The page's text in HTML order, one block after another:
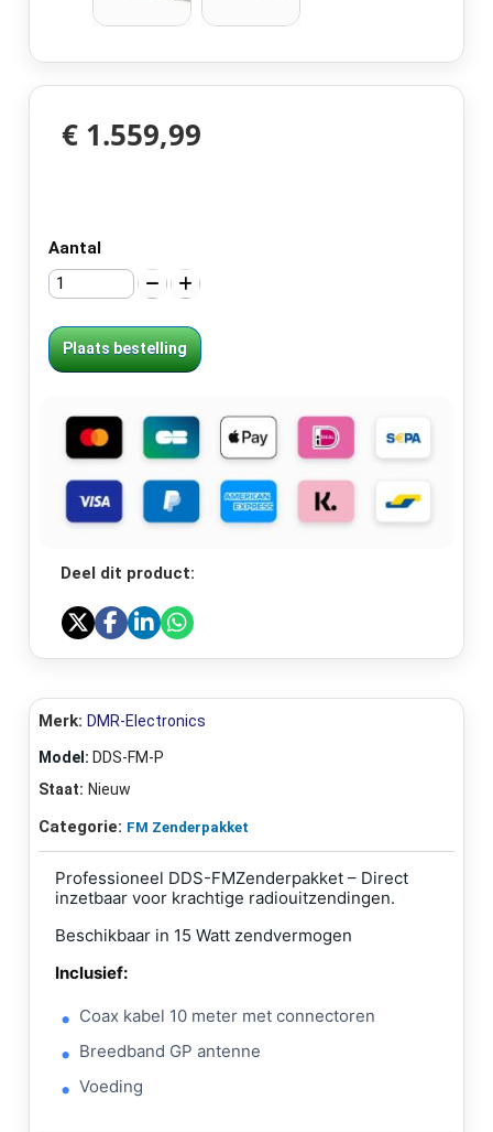
€ 1.559,99
Aantal
Plaats bestelling
Deel dit product:
Merk: DMR-Electronics
Model: DDS-FM-P
Staat: Nieuw
Categorie: FM Zenderpakket
Professioneel DDS-FMZenderpakket – Direct
inzetbaar voor krachtige radiouitzendingen.
Beschikbaar in 15 Watt zendvermogen
Inclusief:
Coax kabel 10 meter met connectoren
Breedband GP antenne
Voeding